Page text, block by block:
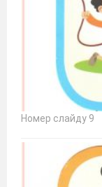
Номер слайду 9